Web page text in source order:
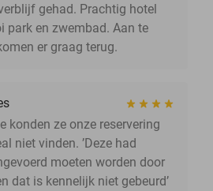
gehad. Prachtig hotel
park en zwembad. Aan te
er graag terug.
konden ze onze reservering
niet vinden. ’Deze had
moeten worden door
dat is kennelijk niet gebeurd’